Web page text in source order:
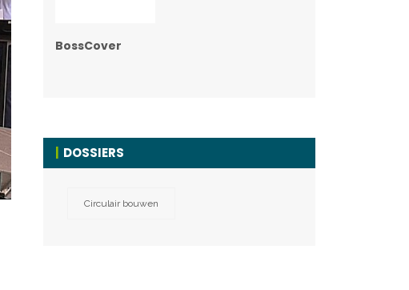
BossCover
DOSSIERS
Circulair bouwen